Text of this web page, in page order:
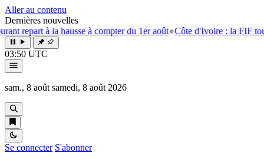
Aller au contenu
Dernières nouvelles
hausse à compter du 1er août●Côte d'Ivoire : la FIF tourne la page
03:50 UTC
sam., 8 août samedi, 8 août 2026
Se connecter S'abonner